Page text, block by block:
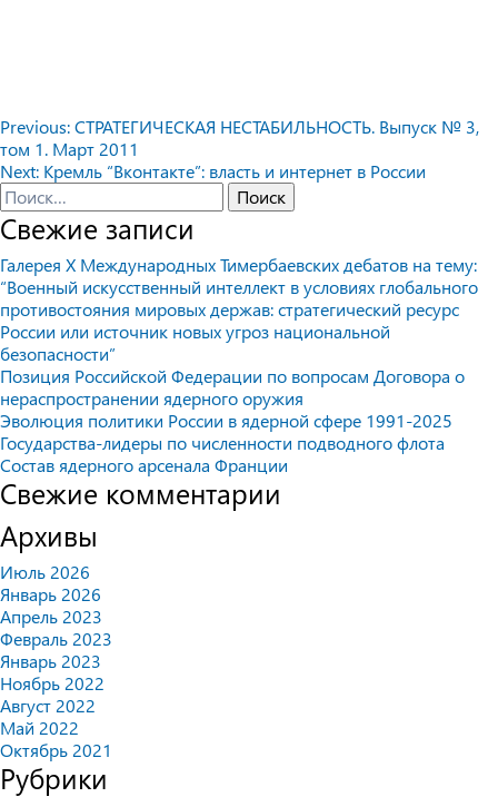
Навигация
по
записям
Previous:СТРАТЕГИЧЕСКАЯ НЕСТАБИЛЬНОСТЬ. Выпуск № 3,
том 1. Март 2011
Next: Кремль “Вконтакте”: власть и интернет в России
Найти:
Свежие записи
Галерея X Международных Тимербаевских дебатов на тему:
“Военный искусственный интеллект в условиях глобального
противостояния мировых держав: стратегический ресурс
России или источник новых угроз национальной
безопасности”
Позиция Российской Федерации по вопросам Договора о
нераспространении ядерного оружия
Эволюция политики России в ядерной сфере 1991-2025
Государства-лидеры по численности подводного флота
Состав ядерного арсенала Франции
Свежие комментарии
Архивы
Июль 2026
Январь 2026
Апрель 2023
Февраль 2023
Январь 2023
Ноябрь 2022
Август 2022
Май 2022
Октябрь 2021
Рубрики